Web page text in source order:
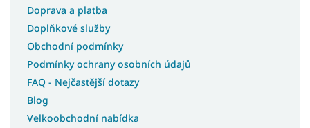
Doprava a platba
Doplňkové služby
Obchodní podmínky
Podmínky ochrany osobních údajů
FAQ - Nejčastější dotazy
Blog
Velkoobchodní nabídka